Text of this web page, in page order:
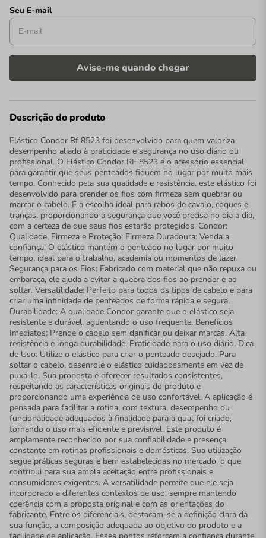
Descrição do produto
Elástico Condor Rf 8523 foi desenvolvido para quem valoriza
desempenho aliado à praticidade e segurança no uso diário ou
profissional. O Elástico Condor RF 8523 é o acessório essencial
para garantir que seus penteados fiquem no lugar por muito mais
tempo. Conhecido pela sua qualidade e resistência, este elástico foi
desenvolvido para prender os fios com firmeza sem quebrar ou
marcar o cabelo. É a escolha ideal para rabos de cavalo, coques e
tranças, proporcionando a segurança que você precisa no dia a dia,
com a certeza de que seus fios estarão protegidos. Condor:
Qualidade, Firmeza e Proteção: Firmeza Duradoura: Venda a
confiança! O elástico mantém o penteado no lugar por muito
tempo, ideal para o trabalho, academia ou momentos de lazer.
Segurança para os Fios: Fabricado com material que não repuxa ou
embaraça, ele ajuda a evitar a quebra dos fios ao prender e ao
soltar. Versatilidade: Perfeito para todos os tipos de cabelo e para
criar uma infinidade de penteados de forma rápida e segura.
Durabilidade: A qualidade Condor garante que o elástico seja
resistente e durável, aguentando o uso frequente. Benefícios
Imediatos: Prende o cabelo sem danificar ou deixar marcas. Alta
resistência e longa durabilidade. Praticidade para o uso diário. Dica
de Uso: Utilize o elástico para criar o penteado desejado. Para
soltar o cabelo, desenrole o elástico cuidadosamente em vez de
puxá-lo. Sua proposta é oferecer resultados consistentes,
respeitando as características originais do produto e
proporcionando uma experiência de uso confortável. A aplicação é
pensada para facilitar a rotina, com textura, desempenho ou
funcionalidade adequados à finalidade para a qual foi criado,
tornando o uso mais eficiente e previsível. Este produto é
amplamente reconhecido por sua confiabilidade e presença
constante em rotinas profissionais e domésticas. Sua utilização
segue práticas seguras e bem estabelecidas no mercado, o que
contribui para sua ampla aceitação entre profissionais e
consumidores exigentes. A versatilidade permite que ele seja
incorporado a diferentes contextos de uso, sempre mantendo
coerência com a proposta original e com as orientações do
fabricante. Entre os diferenciais, destacam-se a definição clara da
sua função, a composição adequada ao objetivo do produto e a